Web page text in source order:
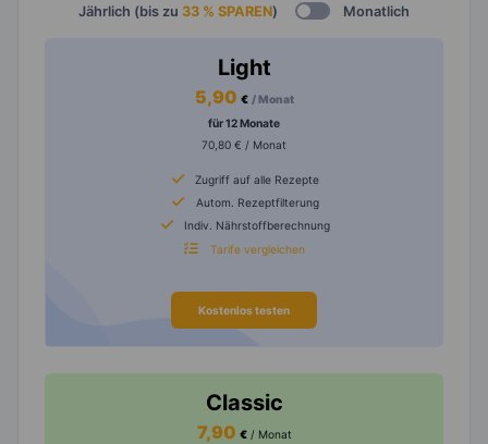
Jährlich (bis zu 33 % SPAREN) Monatlich
Light
5,90 € / Monat
für 12 Monate
70,80 € / Monat
Zugriff auf alle Rezepte
Autom. Rezeptfilterung
Indiv. Nährstoffberechnung
Tarife vergleichen
Kostenlos testen
Classic
7,90 € / Monat